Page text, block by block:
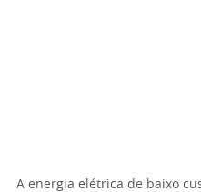
A energia elétrica de baixo